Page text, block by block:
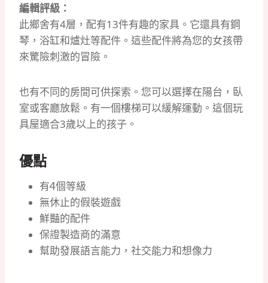
編輯評級：
此鄉舍有4層，配有13件有趣的家具。 它還具有鋼
琴，浴缸和爐灶等配件。 這些配件將為您的女孩帶
來驚險刺激的冒險。
也有不同的房間可供探索。 您可以選擇在陽台，臥
室或客廳放鬆。 有一個樓梯可以緩解運動。 這個玩
具屋適合3歲以上的孩子。
優點
有4個等級
無休止的假裝遊戲
鮮豔的配件
保證製造商的滿意
幫助發展語言能力，社交能力和想像力